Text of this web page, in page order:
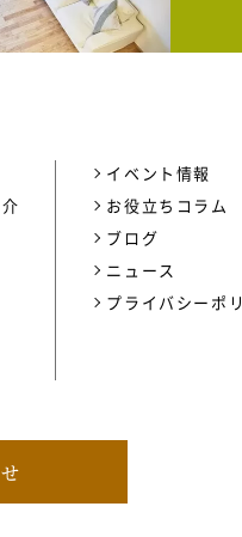
イベント情報
お役立ちコラム
ブログ
ニュース
プライバシーポ